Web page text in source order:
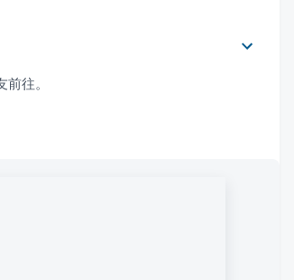
往。